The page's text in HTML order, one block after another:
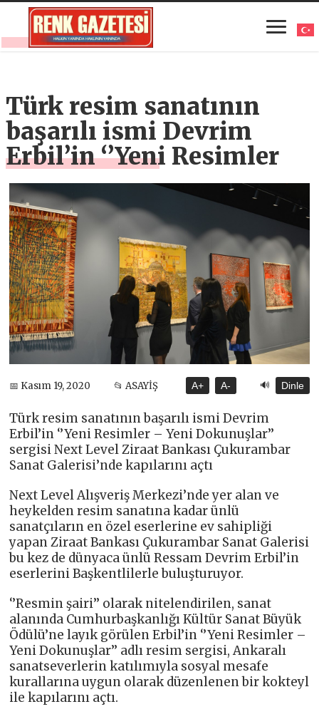
Türk resim sanatının
başarılı ismi Devrim
Erbil’in ‘’Yeni Resimler
📅 Kasım 19, 2020 📂 ASAYİŞ A+ A- 🔊 Dinle
Türk resim sanatının başarılı ismi Devrim
Erbil’in ‘’Yeni Resimler – Yeni Dokunuşlar’’
sergisi Next Level Ziraat Bankası Çukurambar
Sanat Galerisi’nde kapılarını açtı
Next Level Alışveriş Merkezi’nde yer alan ve
heykelden resim sanatına kadar ünlü
sanatçıların en özel eserlerine ev sahipliği
yapan Ziraat Bankası Çukurambar Sanat Galerisi
bu kez de dünyaca ünlü Ressam Devrim Erbil’in
eserlerini Başkentlilerle buluşturuyor.
‘’Resmin şairi’’ olarak nitelendirilen, sanat
alanında Cumhurbaşkanlığı Kültür Sanat Büyük
Ödülü’ne layık görülen Erbil’in ‘’Yeni Resimler –
Yeni Dokunuşlar’’ adlı resim sergisi, Ankaralı
sanatseverlerin katılımıyla sosyal mesafe
kurallarına uygun olarak düzenlenen bir kokteyl
ile kapılarını açtı.